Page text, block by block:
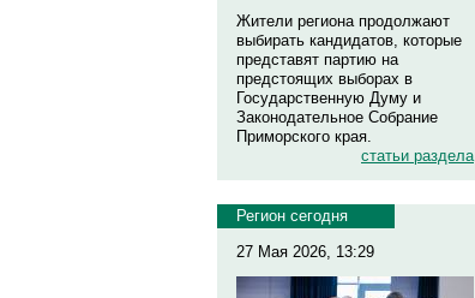
Жители региона продолжают
выбирать кандидатов, которые
представят партию на
предстоящих выборах в
Государственную Думу и
Законодательное Собрание
Приморского края.
статьи раздела
Регион сегодня
27 Мая 2026, 13:29